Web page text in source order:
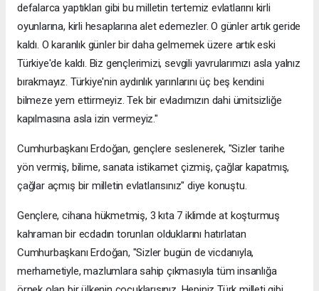
defalarca yaptıkları gibi bu milletin tertemiz evlatlarını kirli
oyunlarına, kirli hesaplarına alet edemezler. O günler artık geride
kaldı. O karanlık günler bir daha gelmemek üzere artık eski
Türkiye'de kaldı. Biz gençlerimizi, sevgili yavrularımızı asla yalnız
bırakmayız. Türkiye'nin aydınlık yarınlarını üç beş kendini
bilmeze yem ettirmeyiz. Tek bir evladımızın dahi ümitsizliğe
kapılmasına asla izin vermeyiz."
Cumhurbaşkanı Erdoğan, gençlere seslenerek, "Sizler tarihe
yön vermiş, bilime, sanata istikamet çizmiş, çağlar kapatmış,
çağlar açmış bir milletin evlatlarısınız" diye konuştu.
Gençlere, cihana hükmetmiş, 3 kıta 7 iklimde at koşturmuş
kahraman bir ecdadın torunları olduklarını hatırlatan
Cumhurbaşkanı Erdoğan, "Sizler bugün de vicdanıyla,
merhametiyle, mazlumlara sahip çıkmasıyla tüm insanlığa